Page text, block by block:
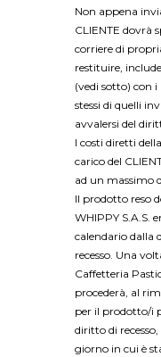
Non appena
CLIENTE dovrà
corriere di
restituire,
(vedi sotto) con
stessi di quelli
avvalersi del
I costi diretti
carico del
ad un massimo
Il prodotto reso
WHIPPY S.A.S.
calendario dalla
recesso. Una
Caffetteria
procederà, al
per il prodotto/i
diritto di
giorno in cui è